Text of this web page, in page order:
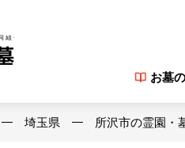
お墓
埼玉県 所沢市の霊園・